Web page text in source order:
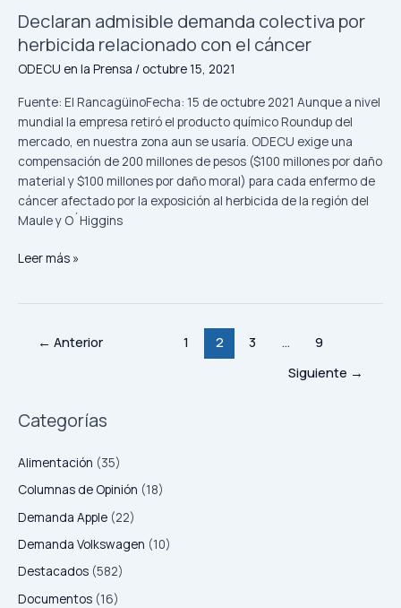
Categorías
Alimentación (35)
Columnas de Opinión (18)
Demanda Apple (22)
Demanda Volkswagen (10)
Destacados (582)
Documentos (16)
Declaran admisible demanda colectiva por
herbicida relacionado con el cáncer
ODECU en la Prensa / octubre 15, 2021
Fuente: El RancagüinoFecha: 15 de octubre 2021 Aunque a nivel
mundial la empresa retiró el producto químico Roundup del
mercado, en nuestra zona aun se usaría. ODECU exige una
compensación de 200 millones de pesos ($100 millones por daño
material y $100 millones por daño moral) para cada enfermo de
cáncer afectado por la exposición al herbicida de la región del
Maule y O´Higgins
Leer más »
← Anterior 1 2 3 …
9
Siguiente →